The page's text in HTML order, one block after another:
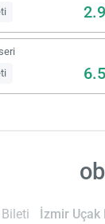
İzmir Uçak